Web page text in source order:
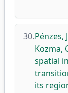
30.Pénzes,
Kozma,
spatial
its